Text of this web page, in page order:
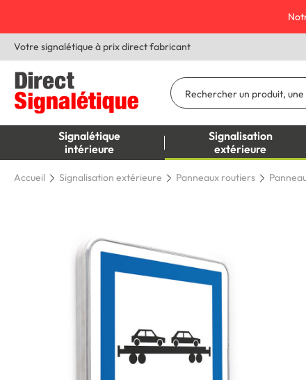
Votre signalétique à prix direct fabricant
Signalétique
intérieure
Signalisation
extérieure
Accueil Signalisation extérieure Panneaux routiers